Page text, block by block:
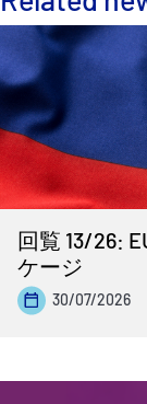
加入船検索
Rules
コレスポンデン
English
回覧 13/26:
ケージ
30/07/2026